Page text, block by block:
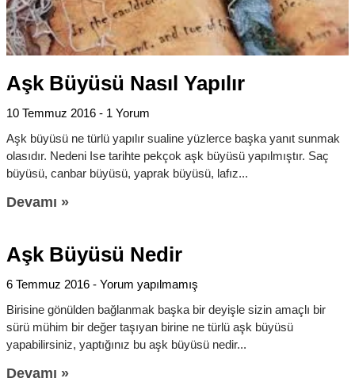
Aşk Büyüsü Nasıl Yapılır
10 Temmuz 2016
1 Yorum
Aşk büyüsü ne türlü yapılır sualine yüzlerce başka yanıt sunmak
olasıdır. Nedeni Ise tarihte pekçok aşk büyüsü yapılmıştır. Saç
büyüsü, canbar büyüsü, yaprak büyüsü, lafız
Devamı »
Aşk Büyüsü Nedir
6 Temmuz 2016
Yorum yapılmamış
Birisine gönülden bağlanmak başka bir deyişle sizin amaçlı bir
sürü mühim bir değer taşıyan birine ne türlü aşk büyüsü
yapabilirsiniz, yaptığınız bu aşk büyüsü nedir
Devamı »